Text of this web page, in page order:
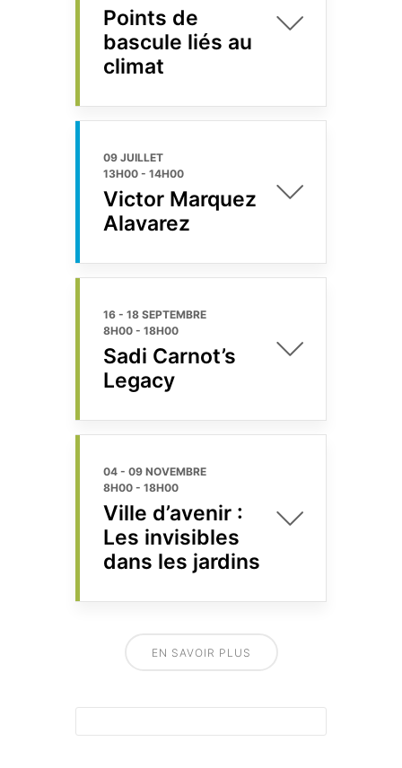
Points de
bascule liés au
climat
09 JUILLET
13H00 - 14H00
Victor Marquez
Alavarez
16 - 18 SEPTEMBRE
8H00 - 18H00
Sadi Carnot’s
Legacy
04 - 09 NOVEMBRE
8H00 - 18H00
Ville d’avenir :
Les invisibles
dans les jardins
EN SAVOIR PLUS